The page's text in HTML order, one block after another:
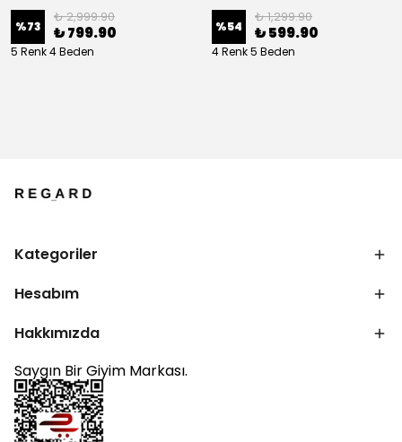
%73
₺ 2,999.90
₺ 799.90
5 Renk 4 Beden
%54
₺ 1,299.90
₺ 599.90
4 Renk 5 Beden
Kategoriler
Hesabım
Hakkımızda
Saygın Bir Giyim Markası.